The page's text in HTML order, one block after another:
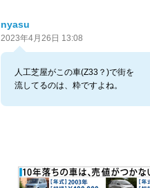
nyasu
2023年4月26日 13:08
人工芝屋がこの車(Z33？)で街を
流してるのは、粋ですよね。